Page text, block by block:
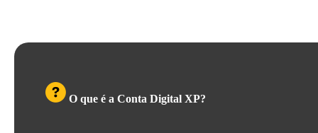
O que é a Conta Digital XP?